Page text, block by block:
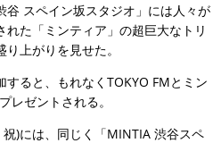
スペイン坂スタジオ」には人々が
た「ミンティア」の超巨大なトリ
上がりを見せた。
ると、もれなくTOKYO FMとミン
ゼントされる。
)には、同じく「MINTIA 渋谷スペ